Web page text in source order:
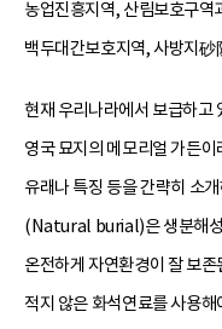
농업진흥지역, 산림보호구역
백두대간보호지역, 사방지
현재 우리나라에서 보급하고
영국 묘지의 메모리얼 가든
유래나 특징 등을 간략히 소
(Natural burial)은 생분해성
온전하게 자연환경이 잘 보
적지 않은 화석연료를 사용해